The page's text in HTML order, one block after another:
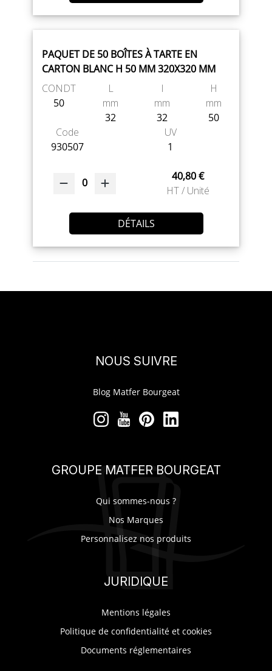
PAQUET DE 50 BOÎTES À TARTE EN
CARTON BLANC H 50 MM 320X320 MM
CONDT
50
L
mm
32
l
mm
32
H
mm
50
Code
930507
UV
1
0
40,80 €
HT / Unité
DÉTAILS
NOUS SUIVRE
Blog Matfer Bourgeat
GROUPE MATFER BOURGEAT
Qui sommes-nous ?
Nos Marques
Personnalisez nos produits
JURIDIQUE
Mentions légales
Politique de confidentialité et cookies
Documents réglementaires